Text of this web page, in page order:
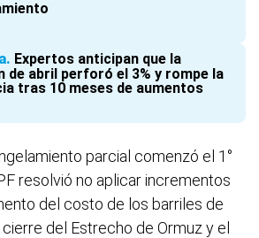
Expertos anticipan que la
de abril perforó el 3% y rompe la
tras 10 meses de aumentos
parcial comenzó el 1°
resolvió no aplicar incrementos
del costo de los barriles de
del Estrecho de Ormuz y el